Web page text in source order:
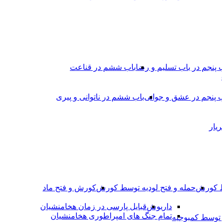
پنجم در باب تسلیم و رضاباب ششم در قناعت
پنجم در عشق و جوانىباب ششم در ناتوانى و پیرى
کورشحمله و فتح لودیه توسط کورشکورش و فتح ماد
کمبوجیه
داریوشقبایل پارسی در زمان هخامنشیان
تمام جنگ های امپراطوری هخامنشیان